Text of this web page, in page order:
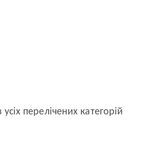
усіх перелічених категорій